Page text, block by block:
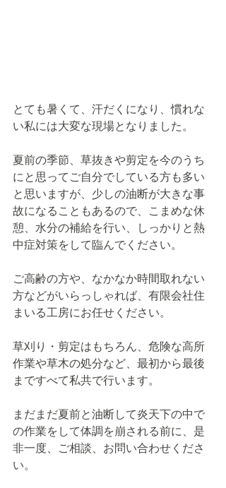
とても暑くて、汗だくになり、慣れな
い私には大変な現場となりました。
夏前の季節、草抜きや剪定を今のうち
にと思ってご自分でしている方も多い
と思いますが、少しの油断が大きな事
故になることもあるので、こまめな休
憩、水分の補給を行い、しっかりと熱
中症対策をして臨んでください。
ご高齢の方や、なかなか時間取れない
方などがいらっしゃれば、有限会社住
まいる工房にお任せください。
草刈り・剪定はもちろん、危険な高所
作業や草木の処分など、最初から最後
まですべて私共で行います。
まだまだ夏前と油断して炎天下の中で
の作業をして体調を崩される前に、是
非一度、ご相談、お問い合わせくださ
い。